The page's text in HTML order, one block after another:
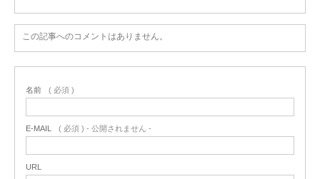
この記事へのコメントはありません。
名前 ( 必須 )
E-MAIL ( 必須 ) - 公開されません -
URL